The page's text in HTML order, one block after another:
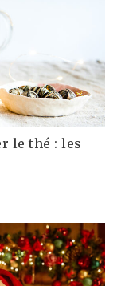
le thé : les